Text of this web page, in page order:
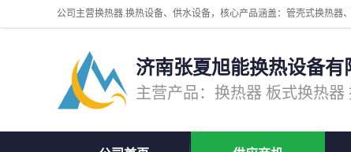
济南张夏旭能换热设备有